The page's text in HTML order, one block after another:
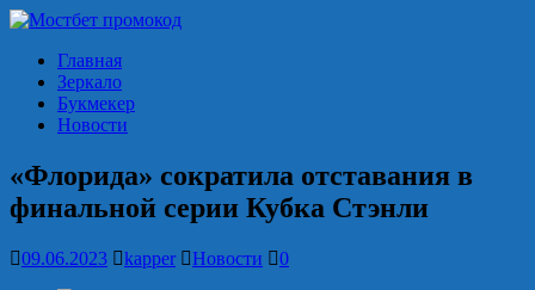
Главная
Зеркало
Букмекер
Новости
«Флорида» сократила отставания в
финальной серии Кубка Стэнли
09.06.2023 kapper Новости 0